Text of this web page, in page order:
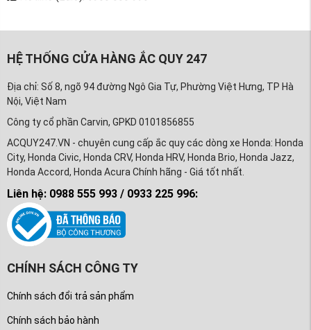
HỆ THỐNG CỬA HÀNG ẮC QUY 247
Địa chỉ: Số 8, ngõ 94 đường Ngô Gia Tự, Phường Việt Hưng, TP Hà
Nội, Việt Nam
Công ty cổ phần Carvin, GPKD 0101856855
ACQUY247.VN - chuyên cung cấp ắc quy các dòng xe Honda: Honda
City, Honda Civic, Honda CRV, Honda HRV, Honda Brio, Honda Jazz,
Honda Accord, Honda Acura Chính hãng - Giá tốt nhất.
Liên hệ: 0988 555 993 / 0933 225 996:
CHÍNH SÁCH CÔNG TY
Chính sách đổi trả sản phẩm
Chính sách bảo hành